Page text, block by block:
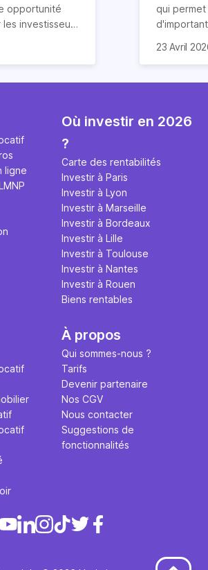
opportunité
investisseurs
des
crucial de
afin
à la rentrée
pour les
certaines
qui
dimension
complet !
23 Avril
ligne
Où investir en 2026
?
Carte des rentabilités
Investir à Paris
Investir à Lyon
Investir à Marseille
Investir à Bordeaux
Investir à Lille
Investir à Toulouse
Investir à Nantes
Investir à Rouen
Biens rentables
À propos
Qui sommes-nous ?
Tarifs
Devenir partenaire
Nos CGV
Nous contacter
Suggestions de
fonctionnalités